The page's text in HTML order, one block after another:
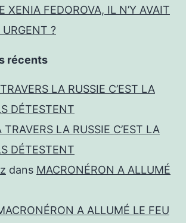
XENIA FEDOROVA, IL N’Y AVAIT
URGENT ?
récents
LA RUSSIE C’EST LA
DÉTESTENT
TRAVERS LA RUSSIE C’EST LA
DÉTESTENT
dans MACRONÉRON A ALLUMÉ
A ALLUMÉ LE FEU